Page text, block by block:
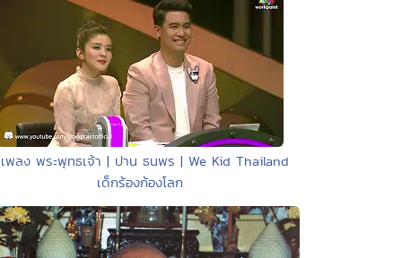
พลง พระพุทธเจ้า | ปาน ธนพร | We Kid Thailand
เด็กร้องก้องโลก